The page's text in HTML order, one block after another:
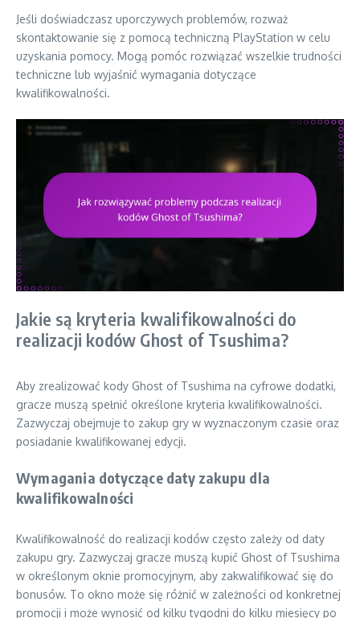
Jeśli doświadczasz uporczywych problemów, rozważ
skontaktowanie się z pomocą techniczną PlayStation w celu
uzyskania pomocy. Mogą pomóc rozwiązać wszelkie trudności
techniczne lub wyjaśnić wymagania dotyczące
kwalifikowalności.
Jakie są kryteria kwalifikowalności do
realizacji kodów Ghost of Tsushima?
Aby zrealizować kody Ghost of Tsushima na cyfrowe dodatki,
gracze muszą spełnić określone kryteria kwalifikowalności.
Zazwyczaj obejmuje to zakup gry w wyznaczonym czasie oraz
posiadanie kwalifikowanej edycji.
Wymagania dotyczące daty zakupu dla
kwalifikowalności
Kwalifikowalność do realizacji kodów często zależy od daty
zakupu gry. Zazwyczaj gracze muszą kupić Ghost of Tsushima
w określonym oknie promocyjnym, aby zakwalifikować się do
bonusów. To okno może się różnić w zależności od konkretnej
promocji i może wynosić od kilku tygodni do kilku miesięcy po